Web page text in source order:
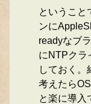
ということ
ンに
readyなブ
にNTPクラ
しておく。
考えたら
と楽に導入